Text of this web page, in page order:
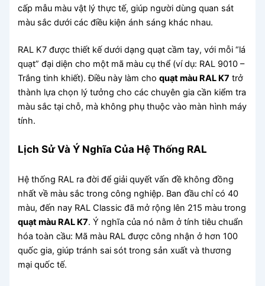
cấp mẫu màu vật lý thực tế, giúp người dùng quan sát
màu sắc dưới các điều kiện ánh sáng khác nhau.
RAL K7 được thiết kế dưới dạng quạt cầm tay, với mỗi “lá
quạt” đại diện cho một mã màu cụ thể (ví dụ: RAL 9010 –
Trắng tinh khiết). Điều này làm choquạt màu RAL K7 trở
thành lựa chọn lý tưởng cho các chuyên gia cần kiểm tra
màu sắc tại chỗ, mà không phụ thuộc vào màn hình máy
tính.
Lịch Sử Và Ý Nghĩa Của Hệ Thống RAL
Hệ thống RAL ra đời để giải quyết vấn đề không đồng
nhất về màu sắc trong công nghiệp. Ban đầu chỉ có 40
màu, đến nay RAL Classic đã mở rộng lên 215 màu trong
quạt màu RAL K7. Ý nghĩa của nó nằm ở tính tiêu chuẩn
hóa toàn cầu: Mã màu RAL được công nhận ở hơn 100
quốc gia, giúp tránh sai sót trong sản xuất và thương
mại quốc tế.